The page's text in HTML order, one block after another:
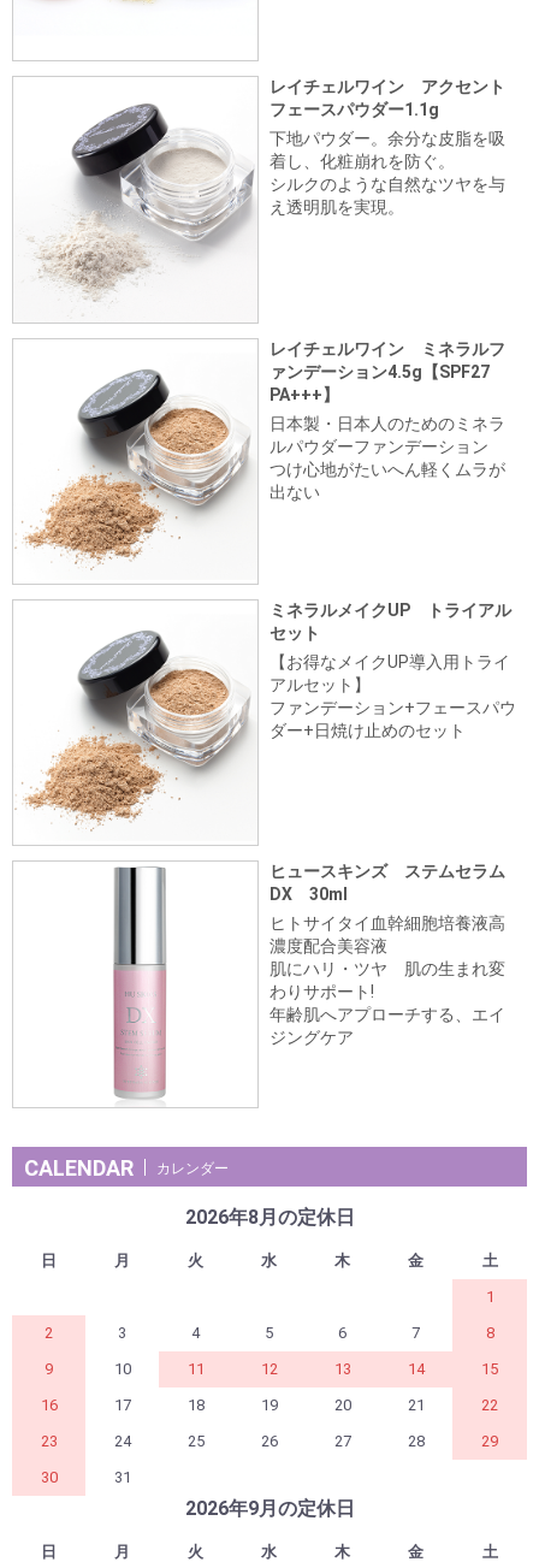
レイチェルワイン アクセント
フェースパウダー1.1g
下地パウダー。余分な皮脂を吸
着し、化粧崩れを防ぐ。
シルクのような自然なツヤを与
え透明肌を実現。
レイチェルワイン ミネラルフ
ァンデーション4.5g【SPF27
PA+++】
日本製・日本人のためのミネラ
ルパウダーファンデーション
つけ心地がたいへん軽くムラが
出ない
ミネラルメイクUP トライアル
セット
【お得なメイクUP導入用トライ
アルセット】
ファンデーション+フェースパウ
ダー+日焼け止めのセット
ヒュースキンズ ステムセラム
DX 30ml
ヒトサイタイ血幹細胞培養液高
濃度配合美容液
肌にハリ・ツヤ 肌の生まれ変
わりサポート!
年齢肌へアプローチする、エイ
ジングケア
CALENDAR カレンダー
2026年8月の定休日
日 月 火 水 木 金
土
1
2
3 4 5 6 7
8
9
10 11 12 13 14
15
16
17 18 19 20 21
22
23
24 25 26 27 28
29
30
31
2026年9月の定休日
日 月 火 水 木 金
土